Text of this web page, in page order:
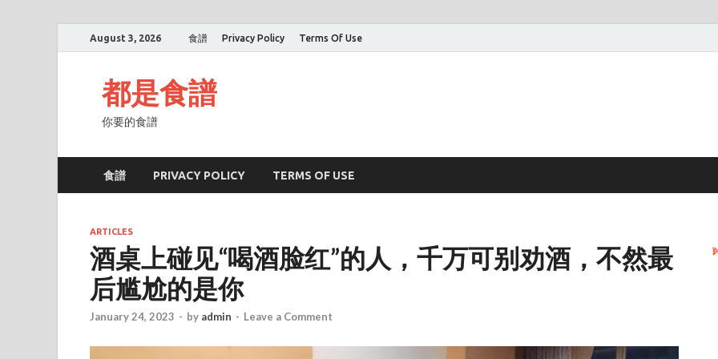
August 3, 2026 食譜 Privacy Policy Terms Of Use
都是食譜
你要的食譜
食譜 PRIVACY POLICY TERMS OF USE
ARTICLES
酒桌上碰见“喝酒脸红”的人，千万可别劝酒，不然最
后尴尬的是你
January 24, 2023 - by admin - Leave a Comment